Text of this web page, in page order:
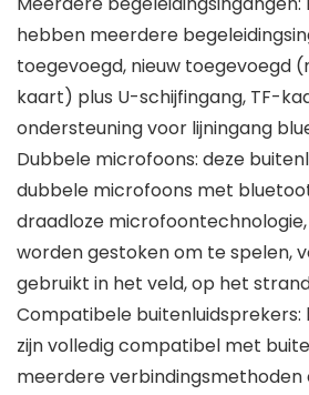
hebben meerdere
toegevoegd, nieuw toegevoegd
kaart) plus U-schijfingang, TF-
ondersteuning voor lijningang
Dubbele microfoons: deze
dubbele microfoons met
draadloze
worden gestoken om te spelen,
gebruikt in het veld, op het
Compatibele buitenluidsprekers:
zijn volledig compatibel met
meerdere verbindingsmethoden